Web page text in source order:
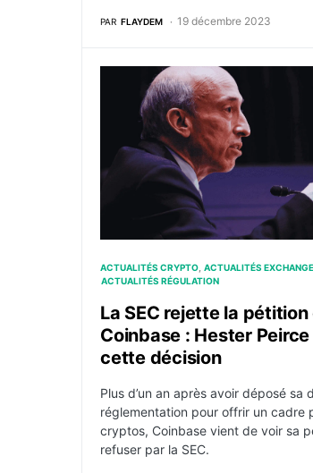
PAR FLAYDEM 19 décembre 2023
La SEC rejette la pétition de
ACTUALITÉS CRYPTO ACTUALITÉS
ACTUALITÉS RÉGULATION
La SEC rejette la pétition
Coinbase : Hester
cette décision
Plus d’un an après avoir déposé sa
réglementation pour offrir un cadre
cryptos, Coinbase vient de voir sa
refuser par la SEC.